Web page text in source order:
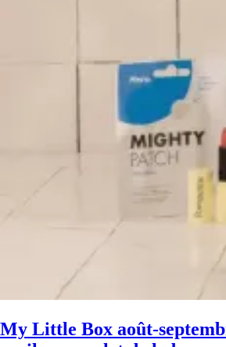
My Little Box août-